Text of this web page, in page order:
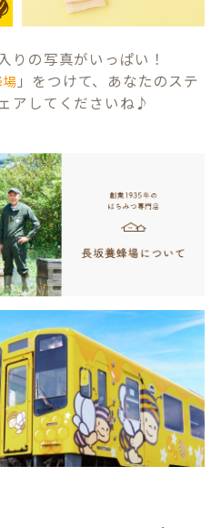
りの写真がいっぱい！
」をつけて、あなたのステ
アしてくださいね♪